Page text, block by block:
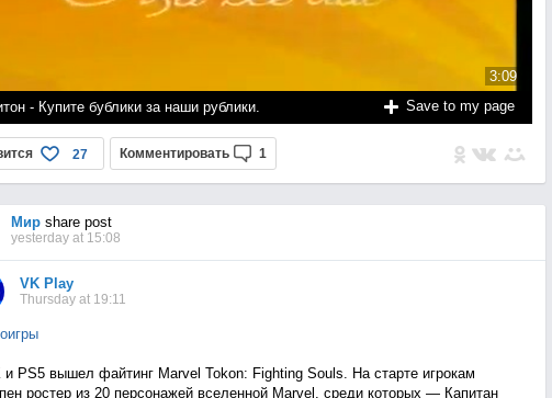
3:09
- Купите бублики за наши рублики. Save to my page
27 Комментировать 1
Мирshare post
yesterday at 15:08
VK Play
Thursday at 19:11
PS5 вышел файтинг Marvel Tokon: Fighting Souls. На старте игрокам
ростер из 20 персонажей вселенной Marvel, среди которых — Капитан